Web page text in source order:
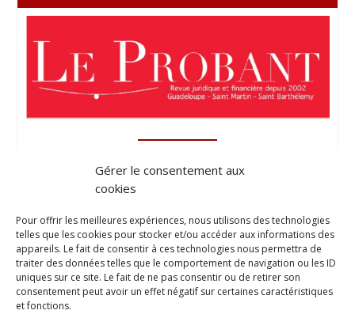
Gérer le consentement aux
cookies
Pour offrir les meilleures expériences, nous utilisons des technologies
telles que les cookies pour stocker et/ou accéder aux informations des
appareils. Le fait de consentir à ces technologies nous permettra de
traiter des données telles que le comportement de navigation ou les ID
uniques sur ce site. Le fait de ne pas consentir ou de retirer son
consentement peut avoir un effet négatif sur certaines caractéristiques
et fonctions.